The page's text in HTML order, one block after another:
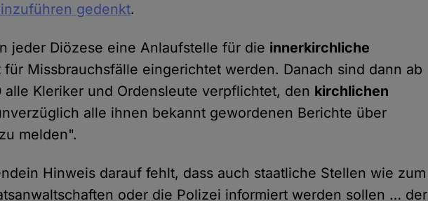
gedenkt.
jeder Diözese eine Anlaufstelle für die innerkirchliche
Missbrauchsfälle eingerichtet werden. Danach sind dann ab
alle Kleriker und Ordensleute verpflichtet, den kirchlichen
alle ihnen bekannt gewordenen Berichte über
melden".
Hinweis darauf fehlt, dass auch staatliche Stellen wie zum
oder die Polizei informiert werden sollen … der